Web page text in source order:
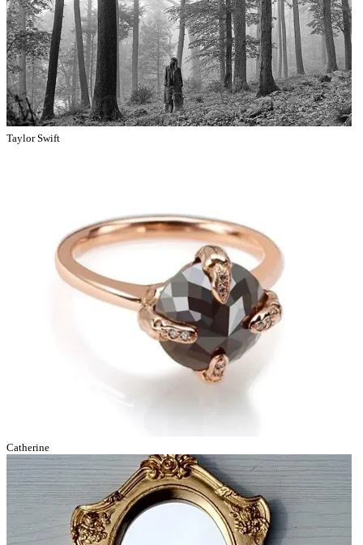
Taylor Swift
Catherine